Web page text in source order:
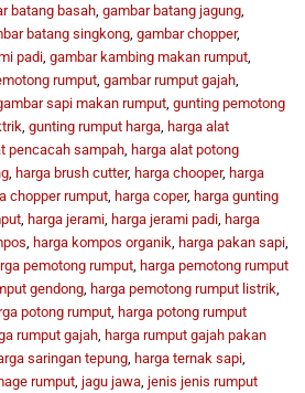
batang basah, gambar batang jagung,
batang singkong, gambar chopper,
padi, gambar kambing makan rumput,
rumput, gambar rumput gajah,
sapi makan rumput, gunting pemotong
, gunting rumput harga, harga alat
pencacah sampah, harga alat potong
, harga brush cutter, harga chooper, harga
chopper rumput, harga coper, harga gunting
, harga jerami, harga jerami padi, harga
, harga kompos organik, harga pakan sapi,
pemotong rumput, harga pemotong rumput
gendong, harga pemotong rumput listrik,
potong rumput, harga potong rumput
rumput gajah, harga rumput gajah pakan
saringan tepung, harga ternak sapi,
rumput, jagu jawa, jenis jenis rumput